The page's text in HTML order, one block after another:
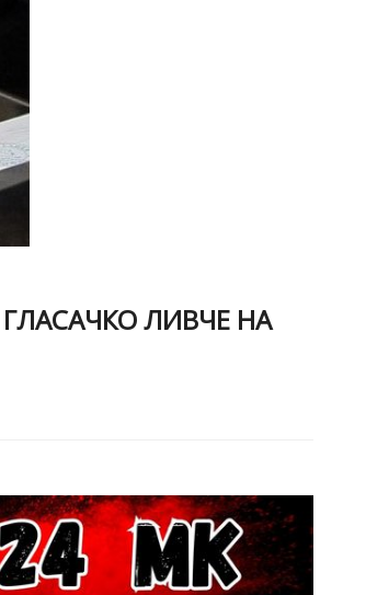
ЛИВЧЕ НА